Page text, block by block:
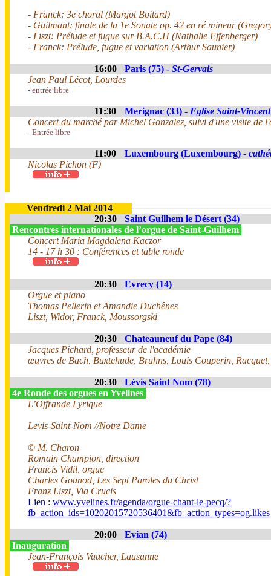
- Franck: 3e choral (Margot Boitard)
- Guilmant: finale de la 1e Sonate op. 42 en ré mineur
- Liszt: Prélude et fugue sur B.A.C.H (Nathalie Effenberger)
- Franck: Prélude, fugue et variation (Arthur Saunier)
16:00 Paris (75) - St-Gervais
Jean Paul Lécot, Lourdes
- entrée libre
11:30 Merignac (33) - Eglise Saint-Vincent
Concert du marché par Michel Gonzalez, suivi d'une visite de
- Entrée libre
11:00 Luxembourg (Luxembourg) -
Nicolas Pichon (F)
Vendredi 2 Mai 2014
20:30
Saint Guilhem le Désert (34)
Rencontres internationales de l’orgue de Saint-Guilhem
Concert Maria Magdalena Kaczor
14 - 17 h 30 : Conférences et table ronde
20:30
Evrecy (14)
Orgue et piano
Thomas Pellerin et Amandie Duchênes
Liszt, Widor, Franck, Moussorgski
20:30
Chateauneuf du Pape (84)
Jacques Pichard, professeur de l'académie
œuvres de Bach, Buxtehude, Bruhns, Louis Couperin,
20:30
Lévis Saint Nom (78)
4e Ronde des orgues en Yvelines
L’Offrande Lyrique
Levis-Saint-Nom //Notre Dame
© M. Charon
Romain Champion, direction
Francis Vidil, orgue
Charles Gounod, Les Sept Paroles du Christ
Franz Liszt, Via Crucis
Lien : www.yvelines.fr/agenda/orgue-chant-le-pecq/?
fb_action_ids=10202015720536401&fb_action_types=og.likes
20:00
Evian (74)
Inauguration
Jean-François Vaucher, Lausanne